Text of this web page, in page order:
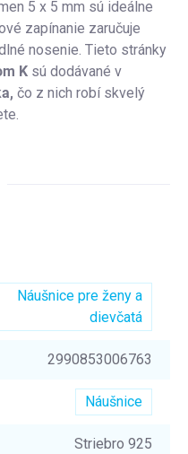
5 x 5 mm sú ideálne
zapínanie zaručuje
nosenie. Tieto stránky
K sú dodávané v
čo z nich robí skvelý
Náušnice pre ženy a
dievčatá
2990853006763
Náušnice
Striebro 925